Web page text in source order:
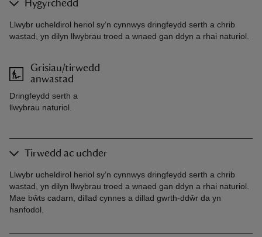
Hygyrchedd
Llwybr ucheldirol heriol sy’n cynnwys dringfeydd serth a chrib
wastad, yn dilyn llwybrau troed a wnaed gan ddyn a rhai naturiol.
Grisiau/tirwedd
anwastad
Dringfeydd serth a
llwybrau naturiol.
Tirwedd ac uchder
Llwybr ucheldirol heriol sy’n cynnwys dringfeydd serth a chrib
wastad, yn dilyn llwybrau troed a wnaed gan ddyn a rhai naturiol.
Mae bŵts cadarn, dillad cynnes a dillad gwrth-ddŵr da yn
hanfodol.